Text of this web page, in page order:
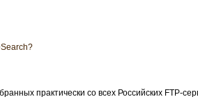
практически со всех Российских FTP-